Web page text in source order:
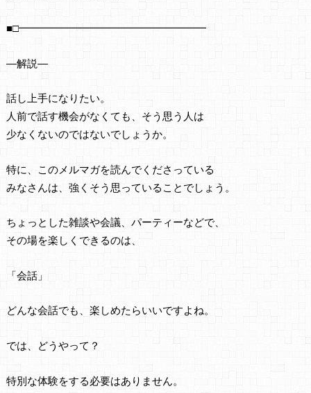
■□━━━━━━━━━━━━━━━━━━
―解説―
話し上手になりたい。
人前で話す機会がなくても、そう思う人は
少なくないのではないでしょうか。
特に、このメルマガを読んでくださっている
みなさんは、強くそう思っていることでしょう。
ちょっとした雑談や会議、パーティーなどで、
その場を楽しくできるのは、
「会話」
どんな会話でも、楽しめたらいいですよね。
では、どうやって？
特別な体験をする必要はありません。